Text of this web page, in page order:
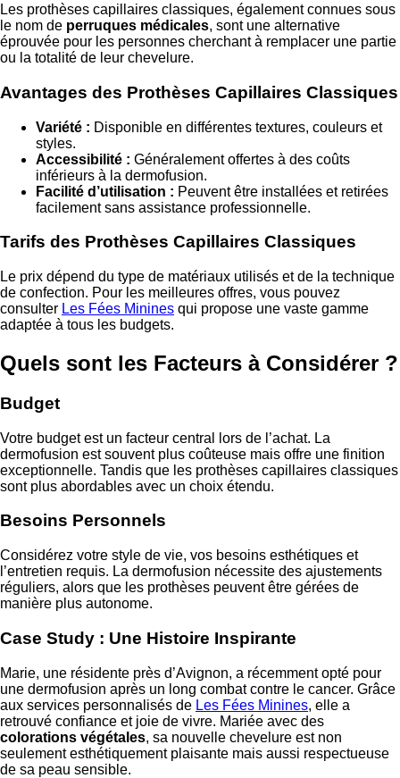
Les prothèses capillaires classiques, également connues sous
le nom de perruques médicales, sont une alternative
éprouvée pour les personnes cherchant à remplacer une partie
ou la totalité de leur chevelure.
Avantages des Prothèses Capillaires Classiques
Variété : Disponible en différentes textures, couleurs et
styles.
Accessibilité : Généralement offertes à des coûts
inférieurs à la dermofusion.
Facilité d’utilisation : Peuvent être installées et retirées
facilement sans assistance professionnelle.
Tarifs des Prothèses Capillaires Classiques
Le prix dépend du type de matériaux utilisés et de la technique
de confection. Pour les meilleures offres, vous pouvez
consulter Les Fées Minines qui propose une vaste gamme
adaptée à tous les budgets.
Quels sont les Facteurs à Considérer ?
Budget
Votre budget est un facteur central lors de l’achat. La
dermofusion est souvent plus coûteuse mais offre une finition
exceptionnelle. Tandis que les prothèses capillaires classiques
sont plus abordables avec un choix étendu.
Besoins Personnels
Considérez votre style de vie, vos besoins esthétiques et
l’entretien requis. La dermofusion nécessite des ajustements
réguliers, alors que les prothèses peuvent être gérées de
manière plus autonome.
Case Study : Une Histoire Inspirante
Marie, une résidente près d’Avignon, a récemment opté pour
une dermofusion après un long combat contre le cancer. Grâce
aux services personnalisés de Les Fées Minines, elle a
retrouvé confiance et joie de vivre. Mariée avec des
colorations végétales, sa nouvelle chevelure est non
seulement esthétiquement plaisante mais aussi respectueuse
de sa peau sensible.